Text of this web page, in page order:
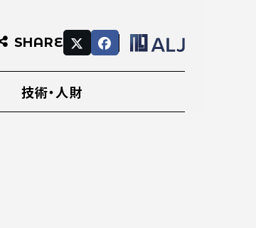
SHARE
技術・人財